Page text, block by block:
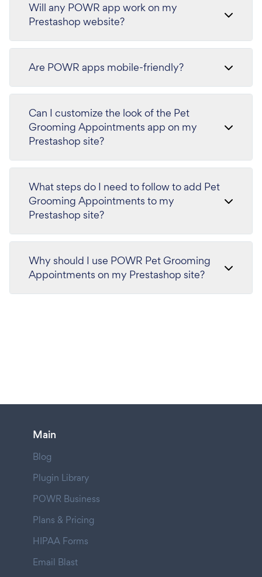
Will any POWR app work on my
Prestashop website?
Are POWR apps mobile-friendly?
Can I customize the look of the Pet
Grooming Appointments app on my
Prestashop site?
What steps do I need to follow to add Pet
Grooming Appointments to my
Prestashop site?
Why should I use POWR Pet Grooming
Appointments on my Prestashop site?
Main
Blog
Plugin Library
POWR Business
Plans & Pricing
HIPAA Forms
Email Blast